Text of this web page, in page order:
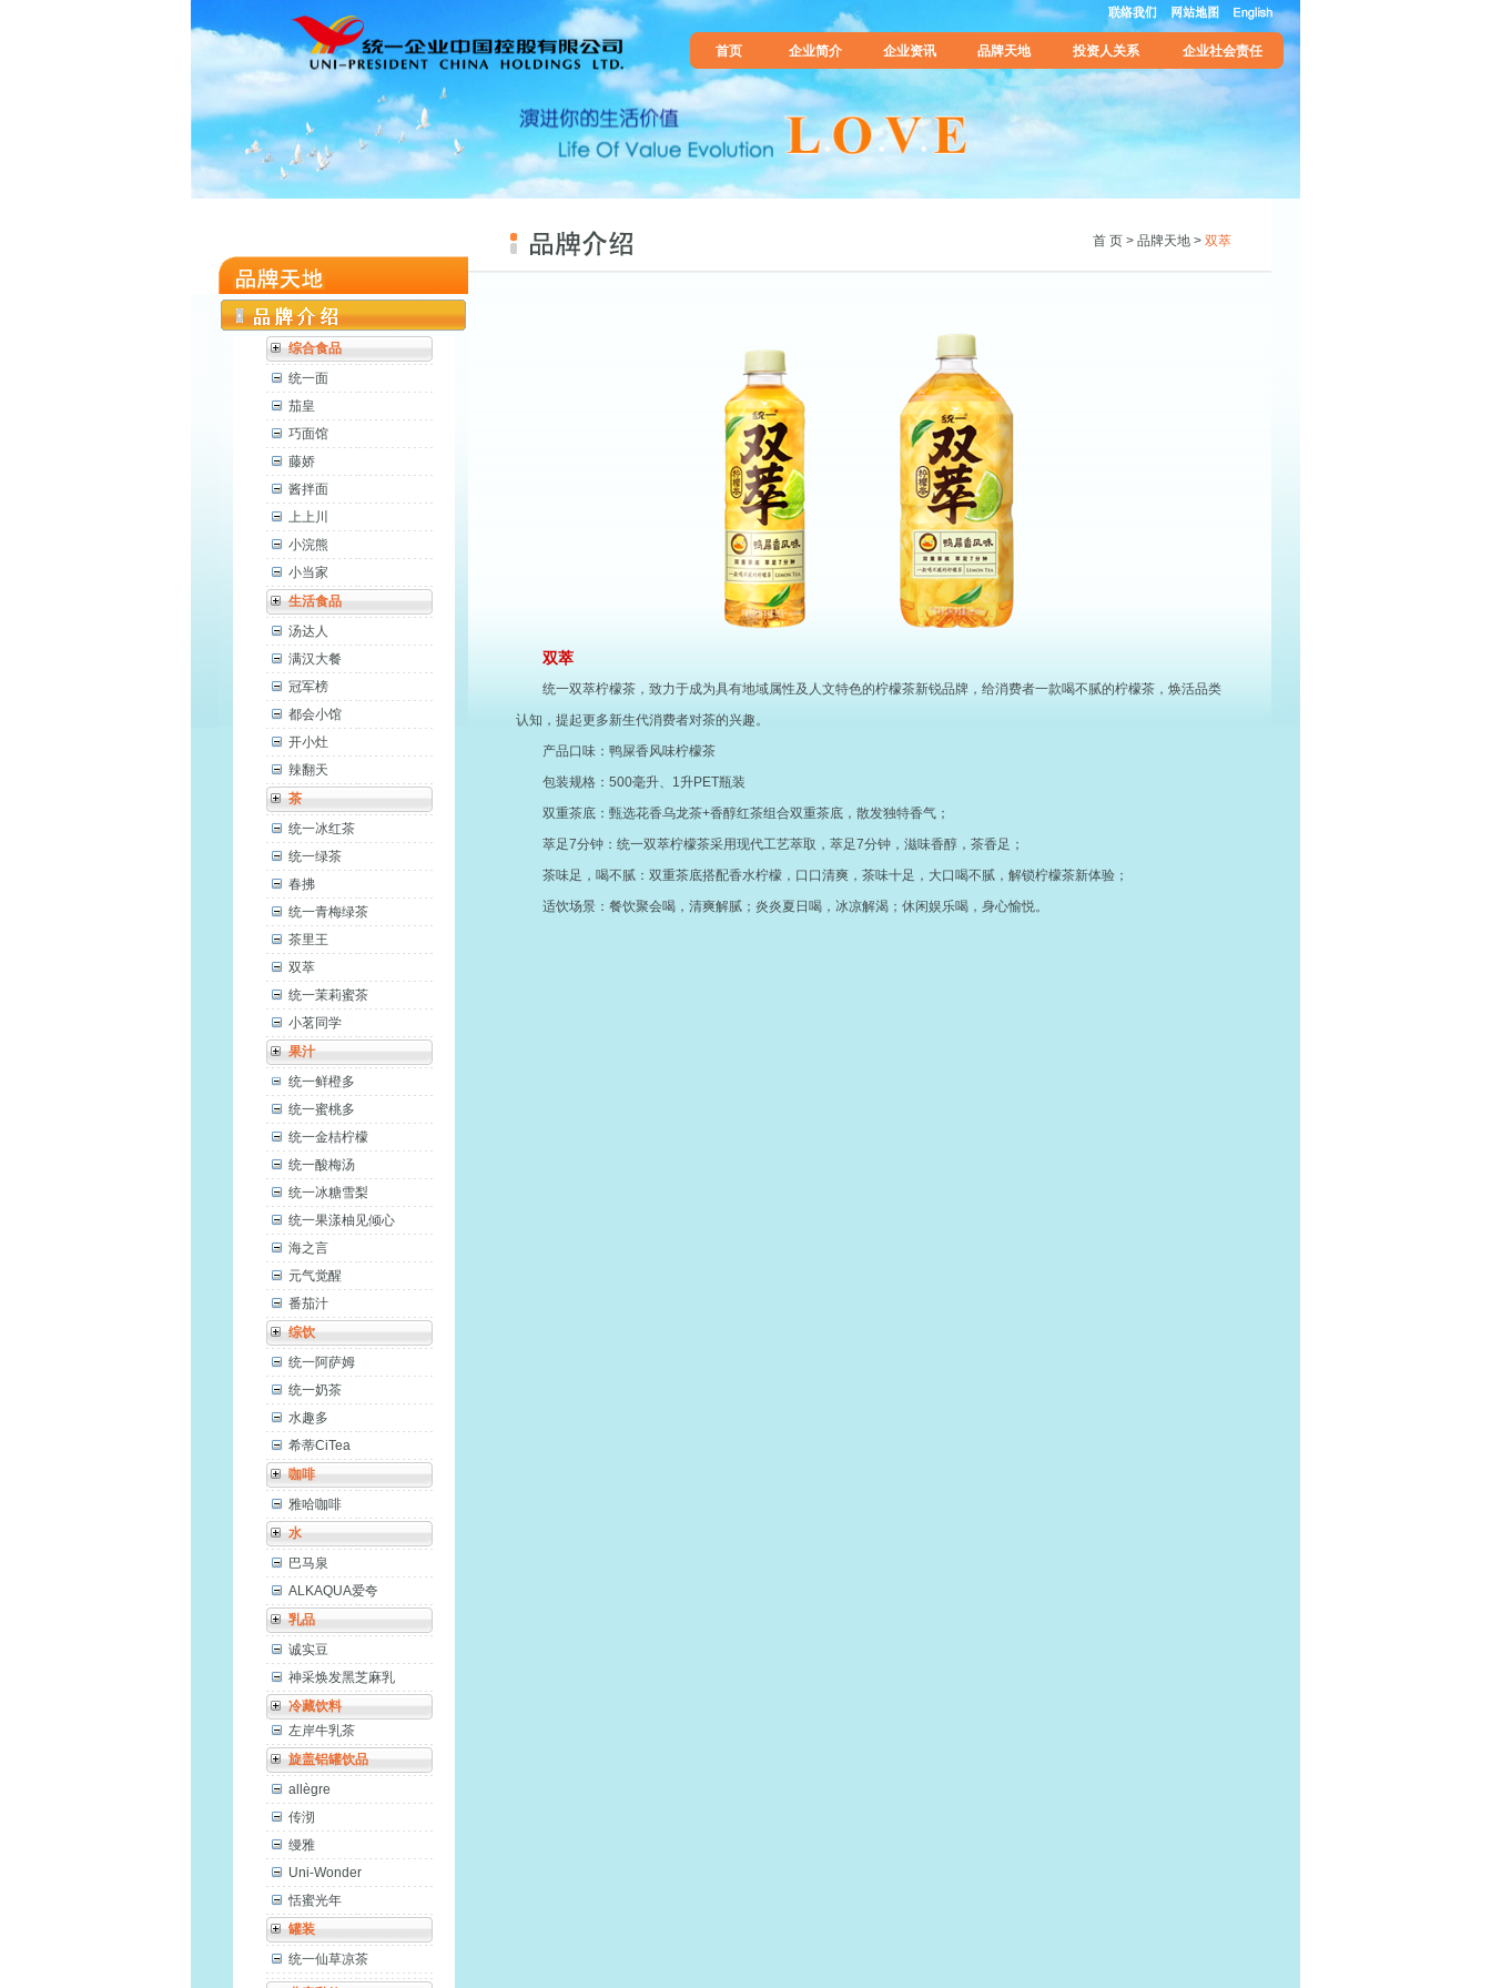
首页 企业简介 企业资讯 品牌天地 投资人关系 企业社会责任
综合食品
统一面
茄皇
巧面馆
藤娇
酱拌面
上上川
小浣熊
小当家
生活食品
汤达人
满汉大餐
冠军榜
都会小馆
开小灶
辣翻天
茶
统一冰红茶
统一绿茶
春拂
统一青梅绿茶
茶里王
双萃
统一茉莉蜜茶
小茗同学
果汁
统一鲜橙多
统一蜜桃多
统一金桔柠檬
统一酸梅汤
统一冰糖雪梨
统一果漾柚见倾心
海之言
元气觉醒
番茄汁
综饮
统一阿萨姆
统一奶茶
水趣多
希蒂CiTea
咖啡
雅哈咖啡
水
巴马泉
ALKAQUA爱夸
乳品
诚实豆
神采焕发黑芝麻乳
冷藏饮料
左岸牛乳茶
旋盖铝罐饮品
allègre
传沏
缦雅
Uni-Wonder
恬蜜光年
罐装
统一仙草凉茶
首 页> 品牌天地> 双萃
双萃
统一双萃柠檬茶，致力于成为具有地域属性及人文特色的柠檬茶新锐品牌，给消费者一款喝不腻的柠檬茶，焕活品类
认知，提起更多新生代消费者对茶的兴趣。
产品口味：鸭屎香风味柠檬茶
包装规格：500毫升、1升PET瓶装
双重茶底：甄选花香乌龙茶+香醇红茶组合双重茶底，散发独特香气；
萃足7分钟：统一双萃柠檬茶采用现代工艺萃取，萃足7分钟，滋味香醇，茶香足；
茶味足，喝不腻：双重茶底搭配香水柠檬，口口清爽，茶味十足，大口喝不腻，解锁柠檬茶新体验；
适饮场景：餐饮聚会喝，清爽解腻；炎炎夏日喝，冰凉解渴；休闲娱乐喝，身心愉悦。